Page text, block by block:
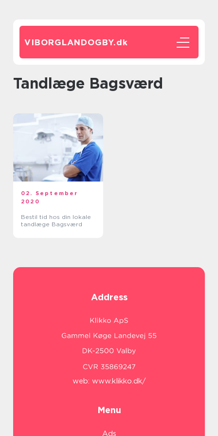
VIBORGLANDOGBY.dk
Tandlæge Bagsværd
02. September
2020
Bestil tid hos din lokale
tandlæge Bagsværd
Address
web: www.klikko.dk/
Menu
Ads